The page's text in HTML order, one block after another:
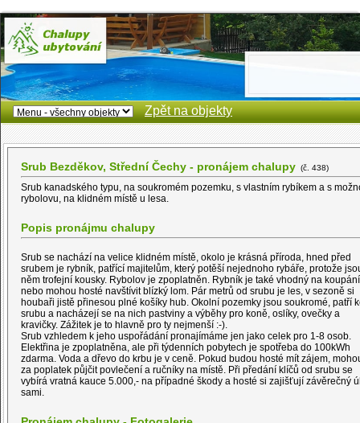
Zpět na objekty
Srub Bezděkov, Střední Čechy - pronájem chalupy (č. 438)
Srub kanadského typu, na soukromém pozemku, s vlastním rybíkem a s
rybolovu, na klidném místě u lesa.
Popis pronájmu chalupy
Srub se nachází na velice klidném místě, okolo je krásná příroda, hned před
srubem je rybník, patřící majitelům, který potěší nejednoho rybáře, protože
něm trofejní kousky. Rybolov je zpoplatněn. Rybník je také vhodný na
nebo mohou hosté navštívit blízký lom. Pár metrů od srubu je les, v sezoně si
houbaři jistě přinesou plné košíky hub. Okolní pozemky jsou soukromé, patří
srubu a nacházejí se na nich pastviny a výběhy pro koně, oslíky, ovečky a
kravičky. Zážitek je to hlavně pro ty nejmenší :-).
Srub vzhledem k jeho uspořádání pronajímáme jen jako celek pro 1-8 osob.
Elektřina je zpoplatněna, ale při týdenních pobytech je spotřeba do 100kWh
zdarma. Voda a dřevo do krbu je v ceně. Pokud budou hosté mít zájem,
za poplatek půjčit povlečení a ručníky na místě. Při předání klíčů od srubu se
vybírá vratná kauce 5.000,- na případné škody a hosté si zajišťují závěrečný
sami.